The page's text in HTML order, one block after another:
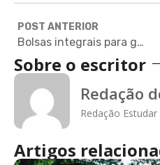
POST ANTERIOR
Bolsas integrais para graduação na Universidade de Oxford, no Reino Unido
Sobre o escritor
Redação
Redação Estudar
Artigos